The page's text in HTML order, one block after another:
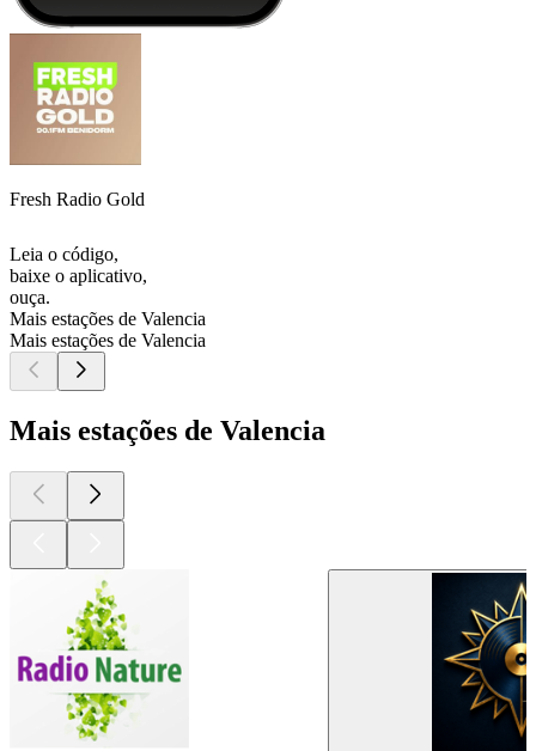
Fresh Radio Gold
Leia o código,
baixe o aplicativo,
ouça.
Mais estações de Valencia
Mais estações de Valencia
Mais estações de Valencia